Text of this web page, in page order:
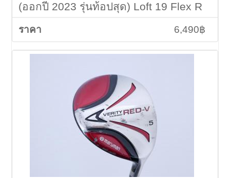
(ออกปี 2023 รุ่นท้อปสุด) Loft 19 Flex R
6,490฿